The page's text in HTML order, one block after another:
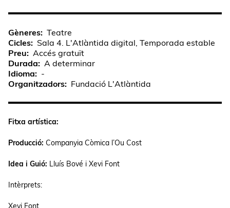
Gèneres Teatre
Cicles
Sala 4. L'Atlàntida digital, Temporada estable
Preu
Accés gratuït
Durada
A determinar
Idioma
-
Organitzadors
Fundació L'Atlàntida
Fitxa artística:
Producció: Companyia Còmica l’Ou Cost
Idea i Guió: Lluís Bové i Xevi Font
Intèrprets:
Xevi Font